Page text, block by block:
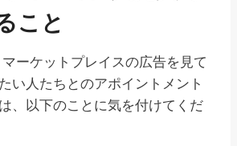
こと
ーケットプレイスの広告を見て
い人たちとのアポイントメント
、以下のことに気を付けてくだ